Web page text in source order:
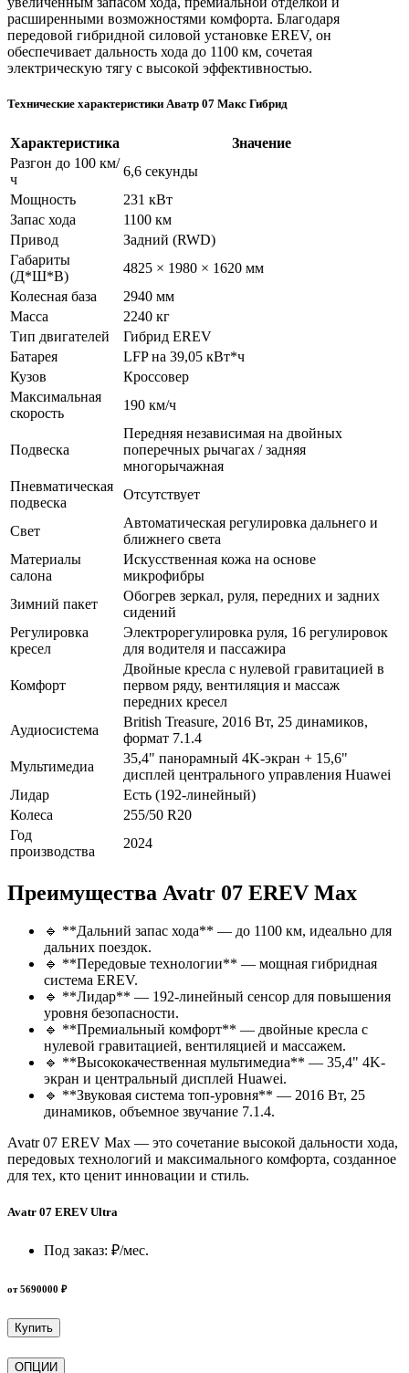
расширенными возможностями комфорта. Благодаря
передовой гибридной силовой установке EREV, он
обеспечивает дальность хода до 1100 км, сочетая
электрическую тягу с высокой эффективностью.
Технические характеристики Аватр 07 Макс Гибрид
Характеристика
Значение
Разгон до 100 км/
ч
6,6 секунды
Мощность
231 кВт
Запас хода
1100 км
Привод
Задний (RWD)
Габариты
(Д*Ш*В)
4825 × 1980 × 1620 мм
Колесная база
2940 мм
Масса
2240 кг
Тип двигателей
Гибрид EREV
Батарея
LFP на 39,05 кВт*ч
Кузов
Кроссовер
Максимальная
скорость
190 км/ч
Подвеска
Передняя независимая на двойных
поперечных рычагах / задняя
многорычажная
Пневматическая
подвеска
Отсутствует
Свет
Автоматическая регулировка дальнего и
ближнего света
Материалы
салона
Искусственная кожа на основе
микрофибры
Зимний пакет
Обогрев зеркал, руля, передних и задних
сидений
Регулировка
кресел
Электрорегулировка руля, 16 регулировок
для водителя и пассажира
Комфорт
Двойные кресла с нулевой гравитацией в
первом ряду, вентиляция и массаж
передних кресел
Аудиосистема
British Treasure, 2016 Вт, 25 динамиков,
формат 7.1.4
Мультимедиа
35,4" панорамный 4K-экран + 15,6"
дисплей центрального управления Huawei
Лидар
Есть (192-линейный)
Колеса
255/50 R20
Год
производства
2024
Преимущества Avatr 07 EREV Max
🔹 **Дальний запас хода** — до 1100 км, идеально для
дальних поездок.
🔹 **Передовые технологии** — мощная гибридная
система EREV.
🔹 **Лидар** — 192-линейный сенсор для повышения
уровня безопасности.
🔹 **Премиальный комфорт** — двойные кресла с
нулевой гравитацией, вентиляцией и массажем.
🔹 **Высококачественная мультимедиа** — 35,4" 4K-
экран и центральный дисплей Huawei.
🔹 **Звуковая система топ-уровня** — 2016 Вт, 25
динамиков, объемное звучание 7.1.4.
Avatr 07 EREV Max — это сочетание высокой дальности хода,
передовых технологий и максимального комфорта, созданное
для тех, кто ценит инновации и стиль.
Avatr 07 EREV Ultra
Под заказ: ₽/мес.
от 5690000 ₽
Купить
ОПЦИИ